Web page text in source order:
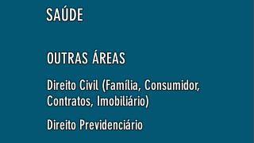
SAÚDE
OUTRAS ÁREAS
Direito Civil (Família, Consumidor,
Contratos, Imobiliário)
Direito Previdenciário